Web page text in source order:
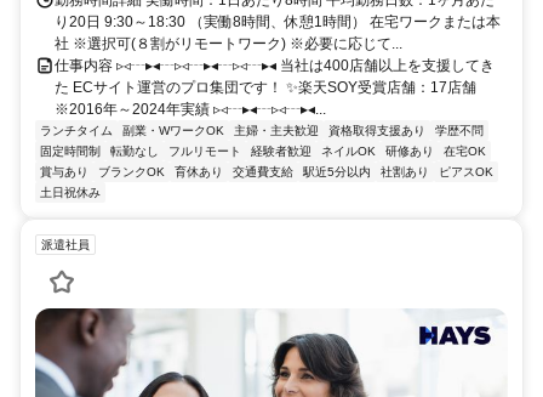
り20日 9:30～18:30 （実働8時間、休憩1時間） 在宅ワークまたは本
社 ※選択可(８割がリモートワーク) ※必要に応じて...
仕事内容 ▹◃┄▸◂┄▹◃┄▸◂┄▹◃┄▸◂ 当社は400店舗以上を支援してき
た ECサイト運営のプロ集団です！ ✨楽天SOY受賞店舗：17店舗
※2016年～2024年実績 ▹◃┄▸◂┄▹◃┄▸◂...
ランチタイム 副業・WワークOK 主婦・主夫歓迎 資格取得支援あり
学歴不問
固定時間制
転勤なし フルリモート 経験者歓迎 ネイルOK 研修あり
在宅OK
賞与あり
ブランクOK 育休あり 交通費支給 駅近5分以内 社割あり
ピアスOK
土日祝休み
派遣社員